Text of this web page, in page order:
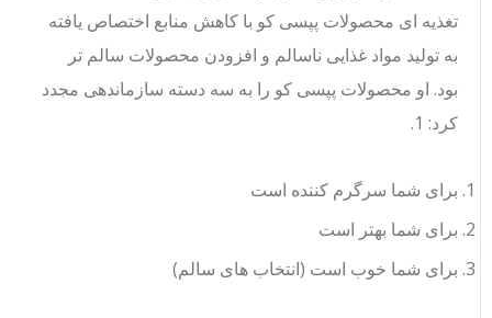
تغذیه ای محصولات پپسی کو با کاهش منابع اختصاص یافته
به تولید مواد غذایی ناسالم و افزودن محصولات سالم تر
بود. او محصولات پپسی کو را به سه دسته سازماندهی مجدد
کرد: 1.
برای شما سرگرم کننده است
برای شما بهتر است
برای شما خوب است (انتخاب های سالم)